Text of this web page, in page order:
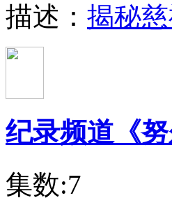
描述： 揭秘
纪录频道《努
集数:7